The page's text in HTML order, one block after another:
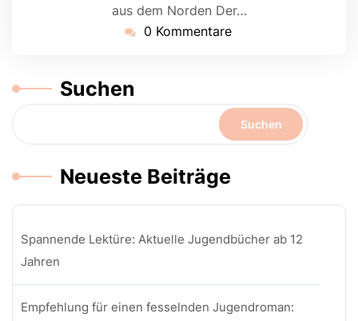
aus dem Norden Der…
0 Kommentare
Suchen
Suchen
Neueste Beiträge
Spannende Lektüre: Aktuelle Jugendbücher ab 12
Jahren
Empfehlung für einen fesselnden Jugendroman: